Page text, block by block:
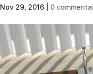
Nov 29, 2016 0